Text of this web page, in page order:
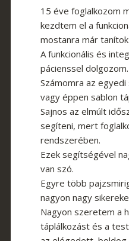
15 éve foglalkozom
kezdtem el a
mostanra már tanítok
A funkcionális és
pácienssel dolgozom.
Számomra az
vagy éppen sablon
Sajnos az elmúlt
segíteni, mert
rendszerében.
Ezek segítségével
van szó.
Egyre több
nagyon nagy
Nagyon szeretem a
táplálkozást és a